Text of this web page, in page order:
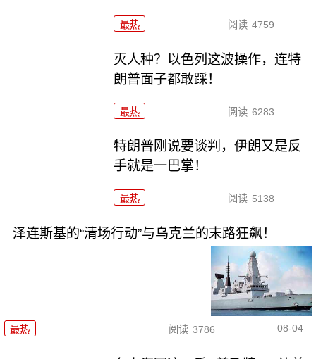
最热 阅读 4759
灭人种？以色列这波操作，连特
朗普面子都敢踩！
最热 阅读 6283
特朗普刚说要谈判，伊朗又是反
手就是一巴掌！
最热 阅读 5138
泽连斯基的“清场行动”与乌克兰的末路狂飙！
最热 阅读 3786 08-04